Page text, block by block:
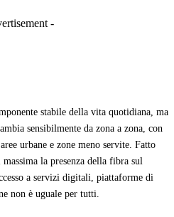
-
stabile della vita quotidiana, ma
sensibilmente da zona a zona, con
urbane e zone meno servite. Fatto
la presenza della fibra sul
a servizi digitali, piattaforme di
non è uguale per tutti.